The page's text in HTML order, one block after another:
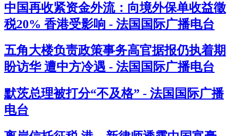
中国再收紧资金外流：向境外保单收益徵
税20% 香港受影响 - 法国国际广播电台
五角大楼负责政策事务高官据报仍执着期
盼访华 遭中方冷遇 - 法国国际广播电台
默茨总理被打分“不及格” - 法国国际广播
电台